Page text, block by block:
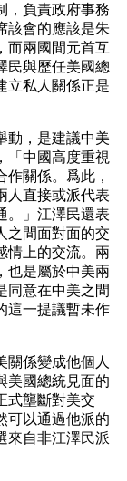
，負責政府事務
該會的應該是朱
而兩國間元首互
民與歷任美國總
立私人關係正是
，是建議中美
「中國高度重視
關係。爲此，
人直接或派代表
。」江澤民還表
之間面對面的交
情上的交流。兩
也是屬於中美兩
同意在中美之間
這一提議暫未作
係變成他個人
美國總統見面的
式壟斷對美交
可以通過他派的
來自非江澤民派